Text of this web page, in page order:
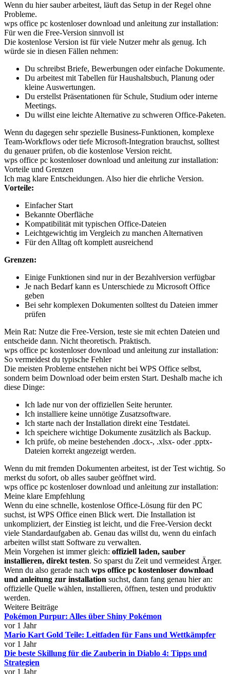
Wenn du hier sauber arbeitest, läuft das Setup in der Regel ohne
Probleme.
wps office pc kostenloser download und anleitung zur installation:
Für wen die Free-Version sinnvoll ist
Die kostenlose Version ist für viele Nutzer mehr als genug. Ich
würde sie in diesen Fällen nehmen:
Du schreibst Briefe, Bewerbungen oder einfache Dokumente.
Du arbeitest mit Tabellen für Haushaltsbuch, Planung oder
kleine Auswertungen.
Du erstellst Präsentationen für Schule, Studium oder interne
Meetings.
Du willst eine leichte Alternative zu schweren Office-Paketen.
Wenn du dagegen sehr spezielle Business-Funktionen, komplexe
Team-Workflows oder tiefe Microsoft-Integration brauchst, solltest
du genauer prüfen, ob die kostenlose Version reicht.
wps office pc kostenloser download und anleitung zur installation:
Vorteile und Grenzen
Ich mag klare Entscheidungen. Also hier die ehrliche Version.
Vorteile:
Einfacher Start
Bekannte Oberfläche
Kompatibilität mit typischen Office-Dateien
Leichtgewichtig im Vergleich zu manchen Alternativen
Für den Alltag oft komplett ausreichend
Grenzen:
Einige Funktionen sind nur in der Bezahlversion verfügbar
Je nach Bedarf kann es Unterschiede zu Microsoft Office
geben
Bei sehr komplexen Dokumenten solltest du Dateien immer
prüfen
Mein Rat: Nutze die Free-Version, teste sie mit echten Dateien und
entscheide dann. Nicht theoretisch. Praktisch.
wps office pc kostenloser download und anleitung zur installation:
So vermeidest du typische Fehler
Die meisten Probleme entstehen nicht bei WPS Office selbst,
sondern beim Download oder beim ersten Start. Deshalb mache ich
diese Dinge:
Ich lade nur von der offiziellen Seite herunter.
Ich installiere keine unnötige Zusatzsoftware.
Ich starte nach der Installation direkt eine Testdatei.
Ich speichere wichtige Dokumente zusätzlich als Backup.
Ich prüfe, ob meine bestehenden .docx-, .xlsx- oder .pptx-
Dateien korrekt angezeigt werden.
Wenn du mit fremden Dokumenten arbeitest, ist der Test wichtig. So
merkst du sofort, ob alles sauber geöffnet wird.
wps office pc kostenloser download und anleitung zur installation:
Meine klare Empfehlung
Wenn du eine schnelle, kostenlose Office-Lösung für den PC
suchst, ist WPS Office einen Blick wert. Die Installation ist
unkompliziert, der Einstieg ist leicht, und die Free-Version deckt
viele Standardaufgaben ab. Genau das willst du, wenn du einfach
arbeiten willst statt Software zu verwalten.
Mein Vorgehen ist immer gleich: offiziell laden, sauber
installieren, direkt testen. So sparst du Zeit und vermeidest Ärger.
Wenn du also gerade nach wps office pc kostenloser download
und anleitung zur installation suchst, dann fang genau hier an:
offizielle Quelle wählen, installieren, öffnen, testen und produktiv
werden.
Weitere Beiträge
Pokémon Purpur: Alles über Shiny Pokémon
vor 1 Jahr
Mario Kart Gold Teile: Leitfaden für Fans und Wettkämpfer
vor 1 Jahr
Die beste Skillung für die Zauberin in Diablo 4: Tipps und
Strategien
vor 1 Jahr